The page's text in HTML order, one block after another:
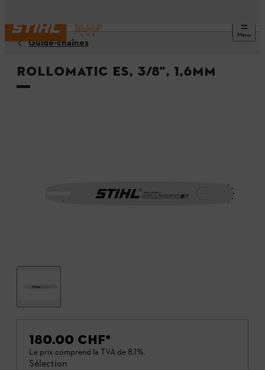
Menu
Guide-chaînes
Rollomatic ES, 3/8", 1,6mm
180.00 CHF*
Le prix comprend la TVA de 8.1%.
Sélection